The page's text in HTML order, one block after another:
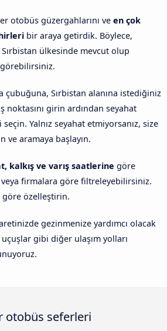
otobüs güzergahlarını ve en çok
bir araya getirdik. Böylece,
ülkesinde mevcut olup
görebilirsiniz.
çubuğuna, Sırbistan alanına istediğiniz
noktasını girin ardından seyahat
Yalnız seyahat etmiyorsanız, size
ve aramaya başlayın.
kalkış ve varış saatlerine göre
firmalara göre filtreleyebilirsiniz.
göre özelleştirin.
gezinmenize yardımcı olacak
uçuşlar gibi diğer ulaşım yolları
otobüs seferleri